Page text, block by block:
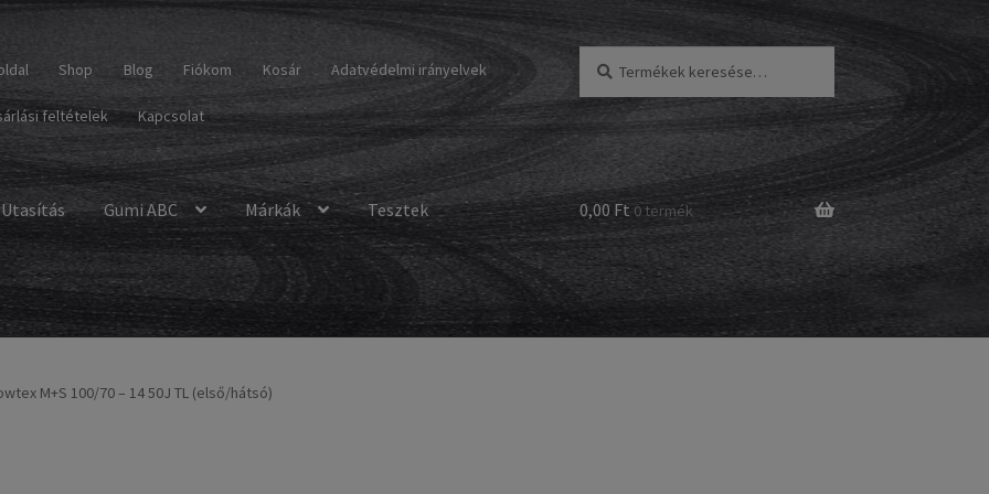
Shop Blog Fiókom Kosár Adatvédelmi irányelvek
feltételek Kapcsolat
következőre:
Utasítás Gumi ABC Márkák Tesztek 0,00 Ft 0 termék
M+S 100/70 – 14 50J TL (első/hátsó)